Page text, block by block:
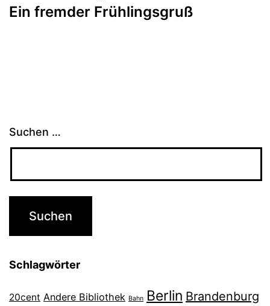
Ein fremder Frühlingsgruß
Suchen …
Schlagwörter
20cent Andere Bibliothek Bahn Berlin Brandenburg